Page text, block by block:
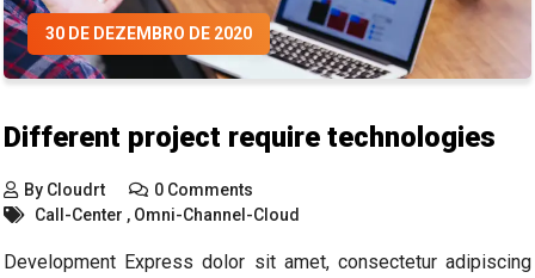
30 DE DEZEMBRO DE 2020
Different project require technologies
By Cloudrt
0 Comments
Call-Center , Omni-Channel-Cloud
Development Express dolor sit amet, consectetur adipiscing